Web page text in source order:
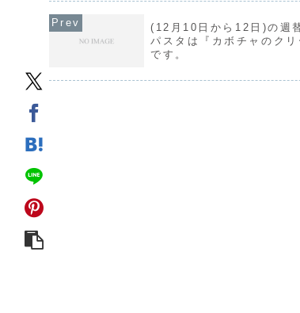
(12月10日から12日)の週
パスタは『カボチャのクリ
です。